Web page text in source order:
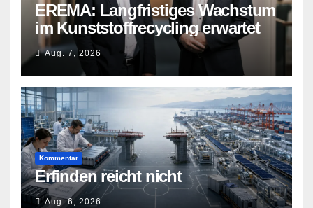
EREMA: Langfristiges Wachstum
im Kunststoffrecycling erwartet
Aug. 7, 2026
Kommentar
Erfinden reicht nicht
Aug. 6, 2026